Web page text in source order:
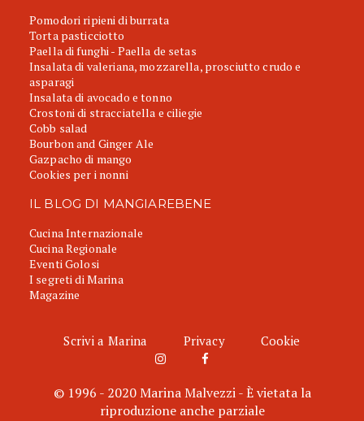
Pomodori ripieni di burrata
Torta pasticciotto
Paella di funghi - Paella de setas
Insalata di valeriana, mozzarella, prosciutto crudo e
asparagi
Insalata di avocado e tonno
Crostoni di stracciatella e ciliegie
Cobb salad
Bourbon and Ginger Ale
Gazpacho di mango
Cookies per i nonni
IL BLOG DI MANGIAREBENE
Cucina Internazionale
Cucina Regionale
Eventi Golosi
I segreti di Marina
Magazine
Scrivi a Marina Privacy Cookie
© 1996 - 2020 Marina Malvezzi - È vietata la
riproduzione anche parziale